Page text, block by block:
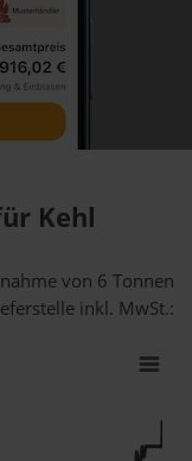
Kehl
von 6 Tonnen
inkl. MwSt.: